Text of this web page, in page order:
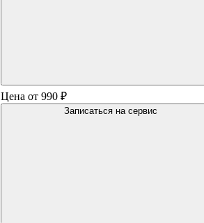
Цена от 990 ₽
Записаться на сервис